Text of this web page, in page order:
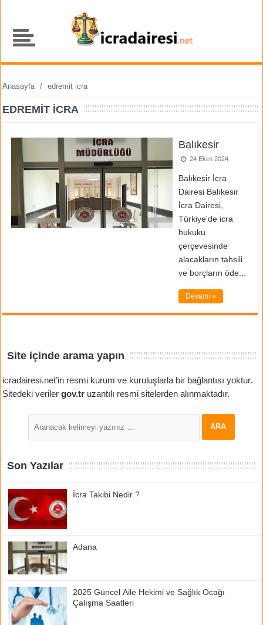
Anasayfa / edremit icra
EDREMIT ICRA
Balıkesir
24 Ekim 2024
Balıkesir İcra
Dairesi Balıkesir
İcra Dairesi,
Türkiye'de icra
hukuku
çerçevesinde
alacakların tahsili
ve borçların öde...
Devamı »
Site içinde arama yapın
icradairesi.net’in resmi kurum ve kuruluşlarla bir bağlantısı yoktur.
Sitedeki verilergov.tr uzantılı resmi sitelerden alınmaktadır.
Son Yazılar
İcra Takibi Nedir ?
Adana
2025 Güncel Aile Hekimi ve Sağlık Ocağı
Çalışma Saatleri